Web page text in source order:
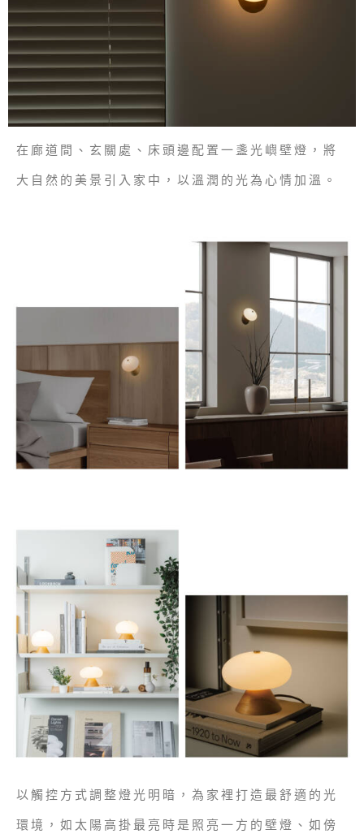
在廊道間、玄關處、床頭邊配置一盞光嶼壁燈，將
大自然的美景引入家中，以溫潤的光為心情加溫。
以觸控方式調整燈光明暗，為家裡打造最舒適的光
環境，如太陽高掛最亮時是照亮一方的壁燈、如傍